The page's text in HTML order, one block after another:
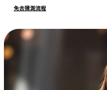
免去猜測流程